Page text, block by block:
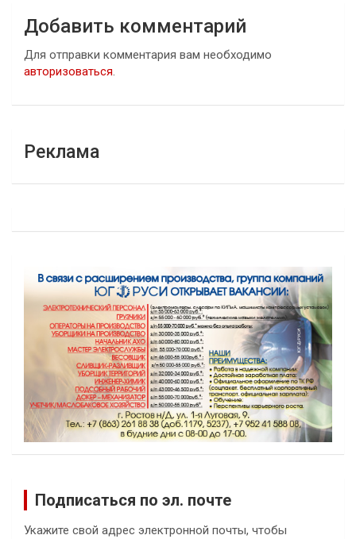
Добавить комментарий
Для отправки комментария вам необходимо
авторизоваться.
Реклама
Подписаться по эл. почте
Укажите свой адрес электронной почты, чтобы